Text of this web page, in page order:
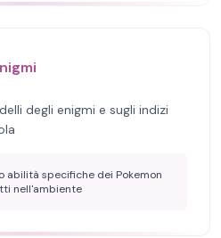
degli enigmi e sugli indizi
abilità specifiche dei Pokemon
nell'ambiente